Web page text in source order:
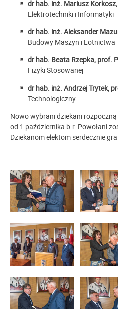
dr hab. inż. Mariusz
Elektrotechniki i Informatyki
dr hab. inż. Aleksander
Budowy Maszyn i Lotnictwa
dr hab. Beata Rzepka, prof.
Fizyki Stosowanej
dr hab. inż. Andrzej Trytek,
Technologiczny
Nowo wybrani dziekani
od 1 października b.r. Powołani
Dziekanom elektom serdecznie